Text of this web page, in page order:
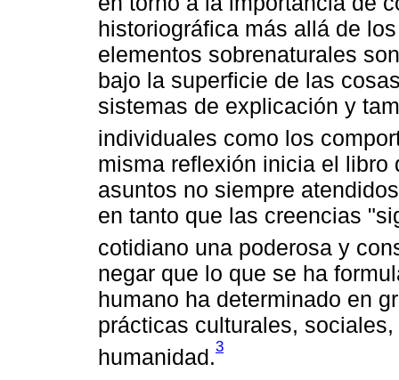
historiográfica más allá de
elementos sobrenaturales
bajo la superficie de las
sistemas de explicación y
individuales como los
misma reflexión inicia el libro
asuntos no siempre
en tanto que las creencias
cotidiano una poderosa y
negar que lo que se ha
humano ha determinado en
prácticas culturales,
humanidad.3